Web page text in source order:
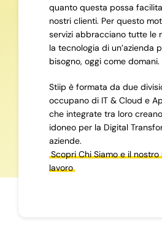
quanto questa possa
nostri clienti. Per questo
servizi abbracciano tutte le
la tecnologia di un’azienda
bisogno, oggi come domani.
Stiip è formata da due
occupano di IT & Cloud e
che integrate tra loro
idoneo per la Digital
aziende.
Scopri Chi Siamo e il
lavoro